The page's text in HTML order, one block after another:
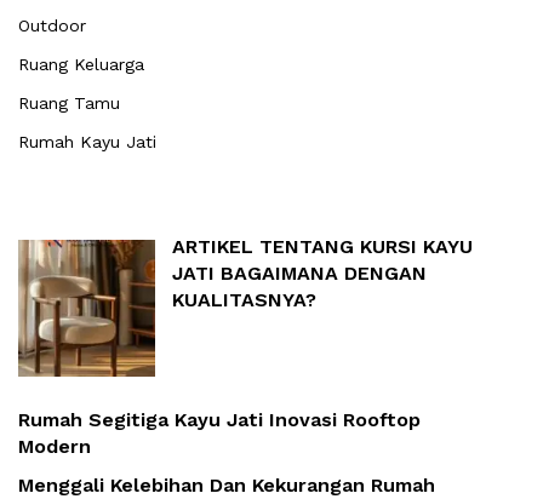
Outdoor
Ruang Keluarga
Ruang Tamu
Rumah Kayu Jati
ARTIKEL TENTANG KURSI KAYU
JATI BAGAIMANA DENGAN
KUALITASNYA?
Rumah Segitiga Kayu Jati Inovasi Rooftop
Modern
Menggali Kelebihan Dan Kekurangan Rumah